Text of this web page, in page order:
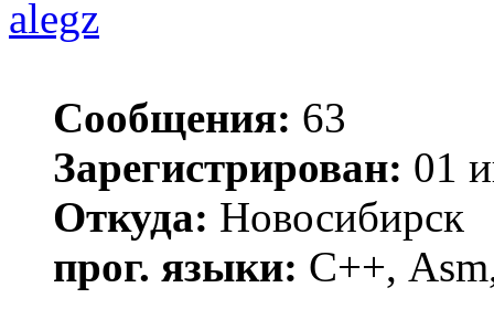
alegz
Сообщения: 63
Зарегистрирован: 01
Откуда: Новосибирск
прог. языки: С++,